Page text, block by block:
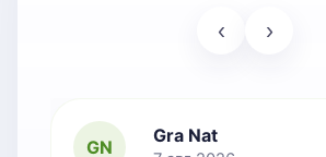
‹ ›
GN
Gra Nat